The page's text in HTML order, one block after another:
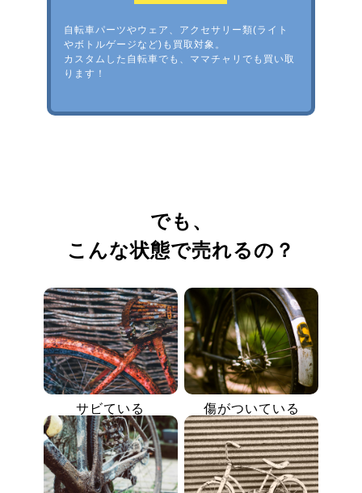
自転車パーツやウェア、アクセサリー類(ライト
やボトルゲージなど)も買取対象。
カスタムした自転車でも、ママチャリでも買い取
ります！
でも、
こんな状態で売れるの？
サビている 傷がついている